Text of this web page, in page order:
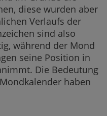
diese wurden aber
Verlaufs der
sind also
während der Mond
seine Position in
Die Bedeutung
haben